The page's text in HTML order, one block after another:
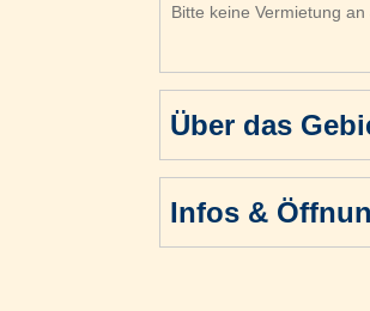
Bitte keine Vermietung an
Über das
Infos &